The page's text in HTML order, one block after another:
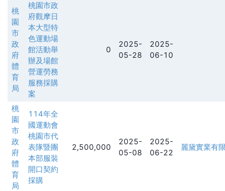
桃
園
市
政
府
體
育
局
桃園市政
府觀摩日
本大型特
色運動場
館活動舉
辦及場館
營運勞務
服務採購
案
0
2025-
05-28
2025-
06-10
桃
園
市
政
府
體
育
局
114年全
國運動會
桃園市代
表隊暨團
本部服裝
開口契約
採購
2,500,000
2025-
05-08
2025-
06-22
麗黛實業有